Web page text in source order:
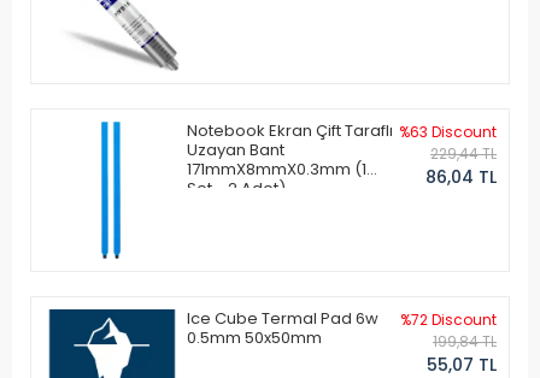
Notebook Ekran Çift Taraflı
Uzayan Bant
171mmX8mmX0.3mm (1
Set - 2 Adet)
%63 Discount
229,44 TL
86,04 TL
Ice Cube Termal Pad 6w
0.5mm 50x50mm
%72 Discount
199,84 TL
55,07 TL